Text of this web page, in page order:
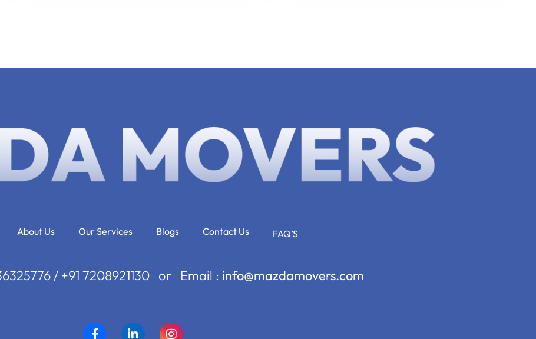
About Us Our Services Blogs Contact Us FAQ’S
/ +91 7208921130 or Email : info@mazdamovers.com